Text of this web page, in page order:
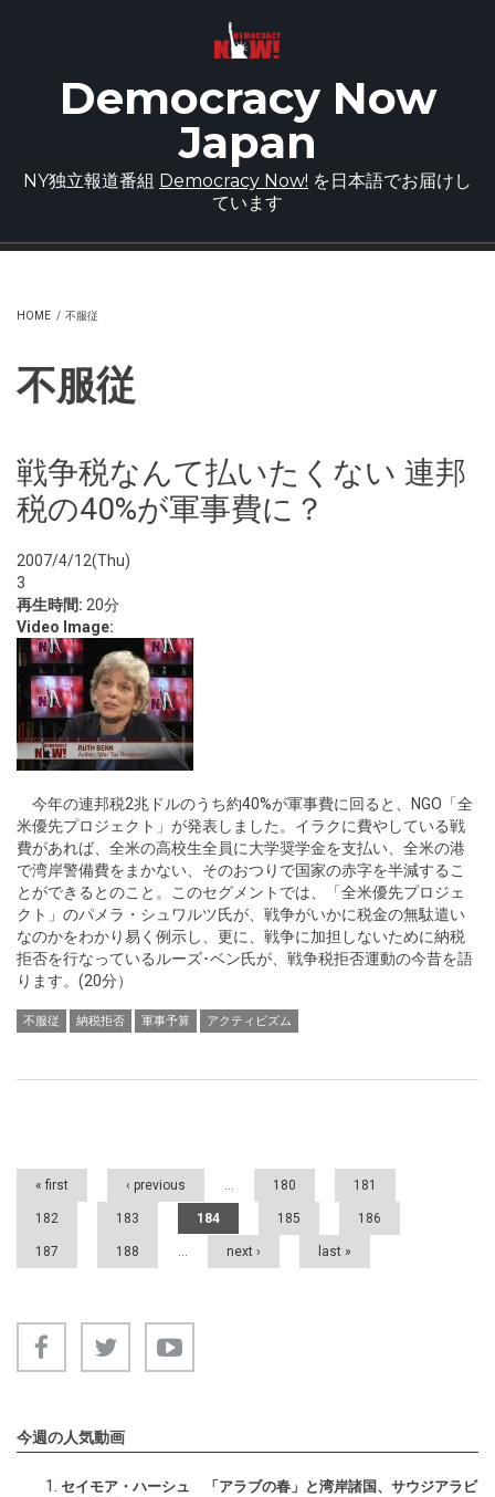
Democracy Now
Japan
NY独立報道番組 Democracy Now! を日本語でお届けし
ています
HOME / 不服従
不服従
戦争税なんて払いたくない 連邦
税の40%が軍事費に？
2007/4/12(Thu)
3
再生時間: 20分
Video Image:
今年の連邦税2兆ドルのうち約40%が軍事費に回ると、NGO「全
米優先プロジェクト」が発表しました。イラクに費やしている戦
費があれば、全米の高校生全員に大学奨学金を支払い、全米の港
で湾岸警備費をまかない、そのおつりで国家の赤字を半減するこ
とができるとのこと。このセグメントでは、「全米優先プロジェ
クト」のパメラ・シュワルツ氏が、戦争がいかに税金の無駄遣い
なのかをわかり易く例示し、更に、戦争に加担しないために納税
拒否を行なっているルーズ･ベン氏が、戦争税拒否運動の今昔を語
ります。(20分）
不服従 納税拒否 軍事予算 アクティビズム
Pages
« first ‹ previous … 180 181
182 183 184 185 186
187 188 … next › last »
今週の人気動画
セイモア・ハーシュ 「アラブの春」と湾岸諸国、サウジアラビ